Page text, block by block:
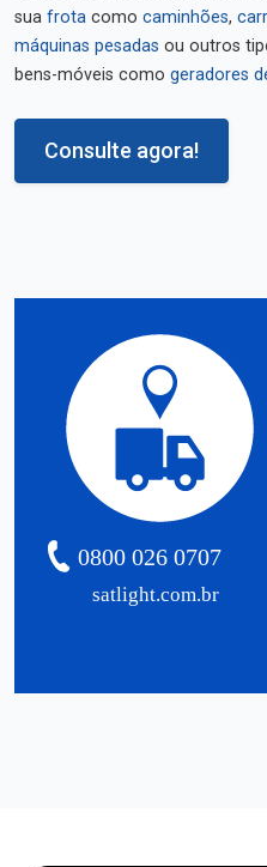
sua frota como caminhões,
máquinas pesadas ou outros
bens-móveis como geradores
Consulte agora!
satlight.com.br
0800 026 0707